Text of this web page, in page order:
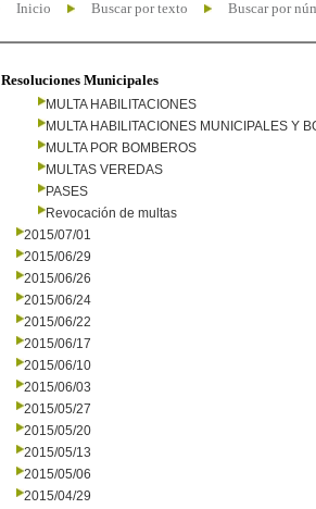
Inicio Buscar por texto Buscar por
Resoluciones Municipales
MULTA HABILITACIONES
MULTA HABILITACIONES MUNICIPALES Y
MULTA POR BOMBEROS
MULTAS VEREDAS
PASES
Revocación de multas
2015/07/01
2015/06/29
2015/06/26
2015/06/24
2015/06/22
2015/06/17
2015/06/10
2015/06/03
2015/05/27
2015/05/20
2015/05/13
2015/05/06
2015/04/29